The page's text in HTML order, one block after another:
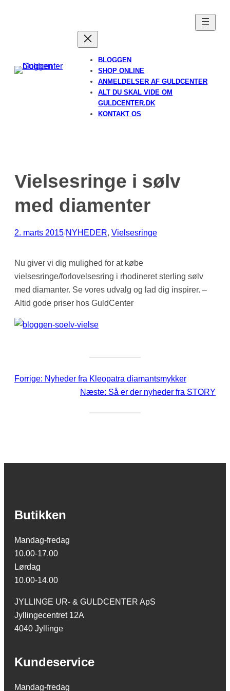
BLOGGEN
SHOP ONLINE
ANMELDELSER AF GULDCENTER
ALT DU SKAL VIDE OM
GULDCENTER.DK
KONTAKT OS
Vielsesringe i sølv
med diamenter
2. marts 2015/NYHEDER, Vielsesringe
Nu giver vi dig mulighed for at købe
vielsesringe/forlovelsesring i rhodineret sterling sølv
med diamanter. Se vores udvalg og lad dig inspirer. –
Altid gode priser hos GuldCenter
Forrige: Nyheder fra Kleopatra diamantsmykker
Næste: Så er der nyheder fra STORY
Butikken
Mandag-fredag
10.00-17.00
Lørdag
10.00-14.00
JYLLINGE UR- & GULDCENTER ApS
Jyllingecentret 12A
4040 Jyllinge
Kundeservice
Mandag-fredag